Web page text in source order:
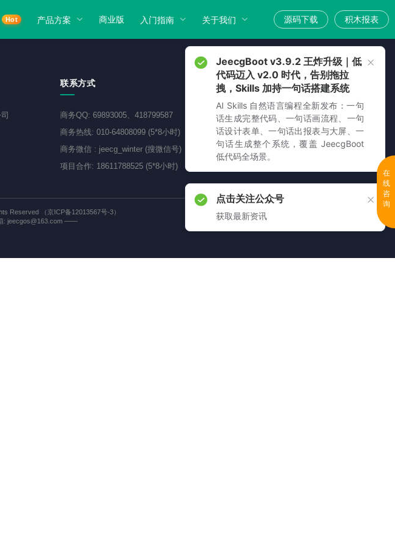
Hot 产品方案 商业版 入门指南 关于我们 源码下载 积木报表
联系方式
商务QQ: 69893005、418799587
商务热线: 010-64808099 (5*8小时)
商务微信 : jeecg_winter (搜微信号)
项目合作: 18611788525 (5*8小时)
Reserved
（京ICP备12013567号-3）
——
在
线
咨
询
JeecgBoot v3.9.2 王炸升级｜低
代码迈入 v2.0 时代，告别拖拉
拽，Skills 加持一句话搭建系统
AI Skills 自然语言编程全新发布：一句
话生成完整代码、一句话画流程、一句
话设计表单、一句话出报表与大屏、一
句话生成整个系统，覆盖 JeecgBoot
低代码全场景。
点击关注公众号
获取最新资讯